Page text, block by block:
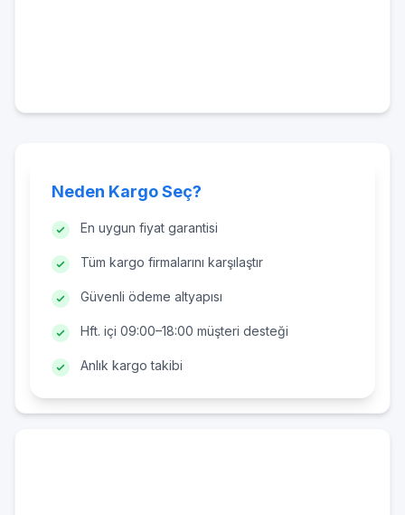
Neden Kargo Seç?
En uygun fiyat garantisi
Tüm kargo firmalarını karşılaştır
Güvenli ödeme altyapısı
Hft. içi 09:00–18:00 müşteri desteği
Anlık kargo takibi